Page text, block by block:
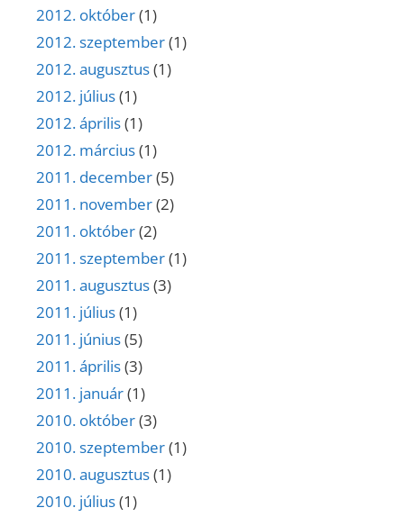
2012. október(1)
2012. szeptember(1)
2012. augusztus(1)
2012. július(1)
2012. április(1)
2012. március(1)
2011. december(5)
2011. november(2)
2011. október(2)
2011. szeptember(1)
2011. augusztus(3)
2011. július(1)
2011. június(5)
2011. április(3)
2011. január(1)
2010. október(3)
2010. szeptember(1)
2010. augusztus(1)
2010. július(1)